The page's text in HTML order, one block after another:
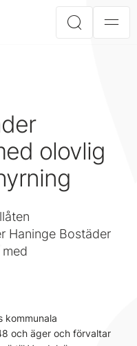
olovlig
Haninge Bostäder
kommunala
och äger och förvaltar